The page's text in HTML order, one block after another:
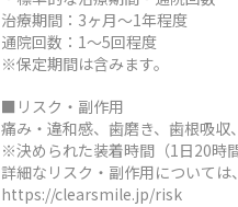
治療期間：3ヶ月～1年程度
通院回数：1～5回程度
※保定期間は含みます。
■リスク・副作用
痛み・違和感、歯磨き、歯根吸
※決められた装着時間（1日20時
詳細なリスク・副作用について
https://clearsmile.jp/risk